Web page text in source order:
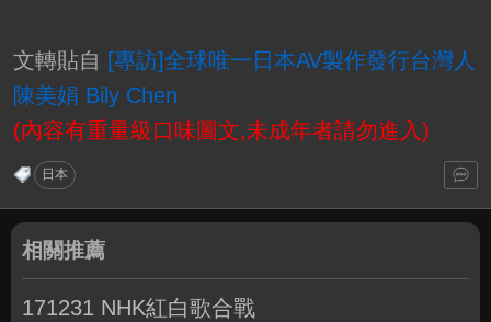
文轉貼自 [專訪]全球唯一日本AV製作發行台灣人
陳美娟 Bily Chen
(內容有重量級口味圖文,未成年者請勿進入)
日本
相關推薦
171231 NHK紅白歌合戰